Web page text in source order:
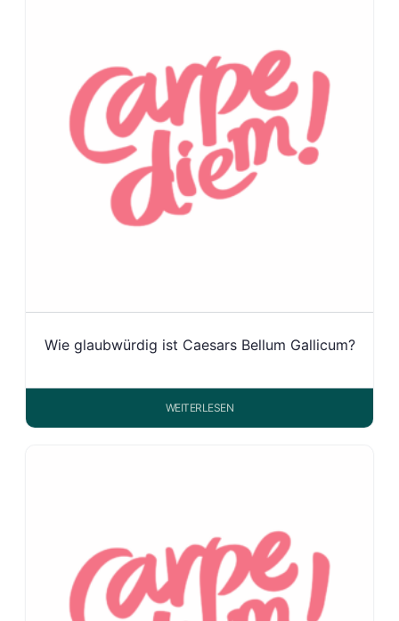
Wie glaubwürdig ist Caesars Bellum Gallicum?
WEITERLESEN